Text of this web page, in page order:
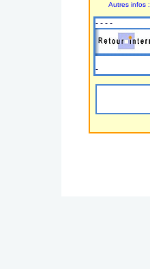
Autres infos :
- - - -
-